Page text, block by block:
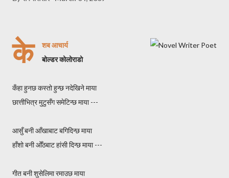
के
शब आचार्य
बोल्डर कोलोराडो
कँहा हुनछ कस्तो हुन्छ नदेखिने माया
छात्तीभित्र मुटुसँग समेटिन्छ माया ---
आसुँ बनी आँखाबाट बगिदिन्छ माया
हाँशो बनी ओँठबाट हांसी दिन्छ माया ---
गीत बनी शुसेलिमा रमाउछ माया